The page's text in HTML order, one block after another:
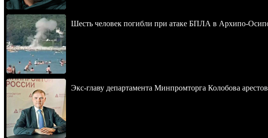
Шесть человек погибли при атаке БПЛА в Архипо-
Экс-главу департамента Минпромторга Колобова